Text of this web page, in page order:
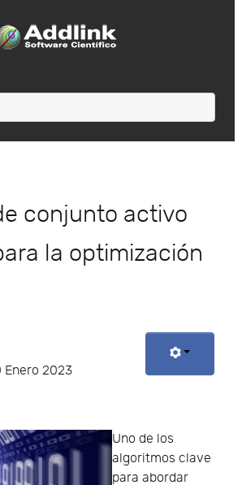
conjunto activo
la optimización
Enero 2023
Uno de los
algoritmos clave
para abordar